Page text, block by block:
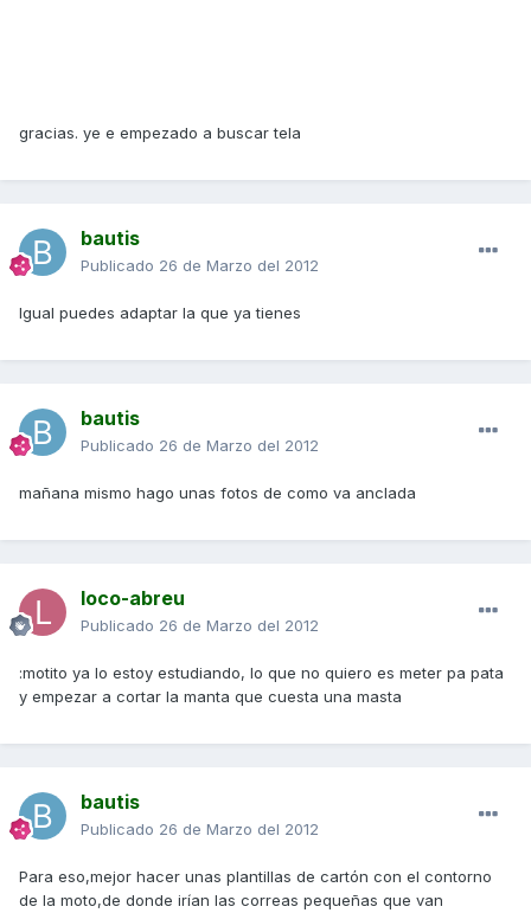
gracias. ye e empezado a buscar tela
bautis
Publicado 26 de Marzo del 2012
Igual puedes adaptar la que ya tienes
bautis
Publicado 26 de Marzo del 2012
mañana mismo hago unas fotos de como va anclada
loco-abreu
Publicado 26 de Marzo del 2012
:motito ya lo estoy estudiando, lo que no quiero es meter pa pata
y empezar a cortar la manta que cuesta una masta
bautis
Publicado 26 de Marzo del 2012
Para eso,mejor hacer unas plantillas de cartón con el contorno
de la moto,de donde irían las correas pequeñas que van